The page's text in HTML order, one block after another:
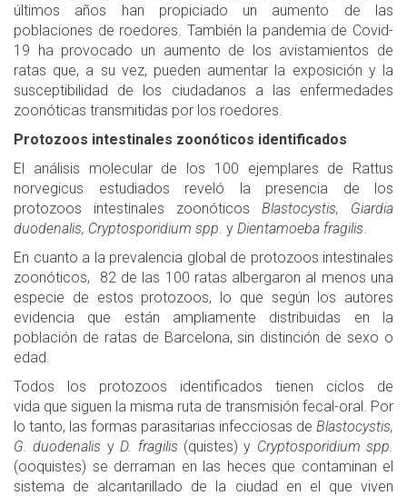
últimos años han propiciado un aumento de las
poblaciones de roedores. También la pandemia de Covid-
19 ha provocado un aumento de los avistamientos de
ratas que, a su vez, pueden aumentar la exposición y la
susceptibilidad de los ciudadanos a las enfermedades
zoonóticas transmitidas por los roedores.
Protozoos intestinales zoonóticos identificados
El análisis molecular de los 100 ejemplares de Rattus
norvegicus estudiados reveló la presencia de los
protozoos intestinales zoonóticos Blastocystis, Giardia
duodenalis, Cryptosporidium spp. y Dientamoeba fragilis.
En cuanto a la prevalencia global de protozoos intestinales
zoonóticos, 82 de las 100 ratas albergaron al menos una
especie de estos protozoos, lo que según los autores
evidencia que están ampliamente distribuidas en la
población de ratas de Barcelona, sin distinción de sexo o
edad.
Todos los protozoos identificados tienen ciclos de
vida que siguen la misma ruta de transmisión fecal-oral. Por
lo tanto, las formas parasitarias infecciosas de Blastocystis,
G. duodenalis yD. fragilis (quistes) y Cryptosporidium spp.
(ooquistes) se derraman en las heces que contaminan el
sistema de alcantarillado de la ciudad en el que viven